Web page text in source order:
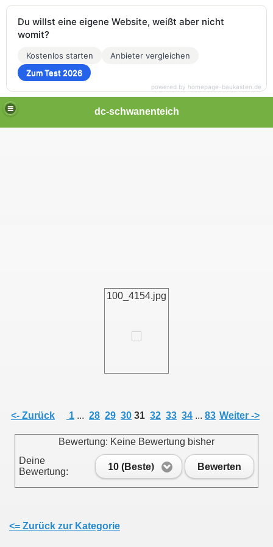
dc-schwanenteich
100_4154.jpg
<- Zurück 1 ... 28 29 30 31 32 33 34 ... 83 Weiter ->
Bewertung: Keine Bewertung bisher
Deine
Bewertung:
10 (Beste) Bewerten
<= Zurück zur Kategorie
Du willst eine eigene Website, weißt aber nicht
womit?
Kostenlos starten
Anbieter vergleichen
Zum Test 2026
powered by homepage-baukasten.de